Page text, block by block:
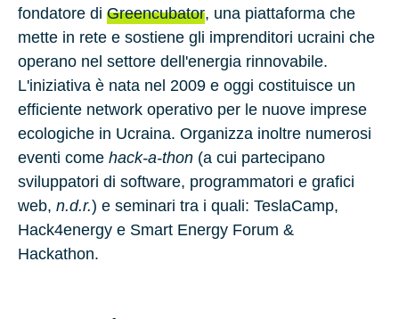
fondatore di Greencubator, una piattaforma che
mette in rete e sostiene gli imprenditori ucraini che
operano nel settore dell'energia rinnovabile.
L'iniziativa è nata nel 2009 e oggi costituisce un
efficiente network operativo per le nuove imprese
ecologiche in Ucraina. Organizza inoltre numerosi
eventi come hack-a-thon (a cui partecipano
sviluppatori di software, programmatori e grafici
web, n.d.r.) e seminari tra i quali: TeslaCamp,
Hack4energy e Smart Energy Forum &
Hackathon.